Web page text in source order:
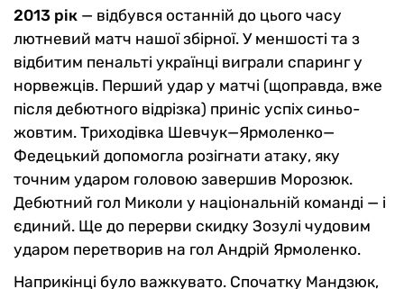
2013 рік — відбувся останній до цього часу
лютневий матч нашої збірної. У меншості та з
відбитим пенальті українці виграли спаринг у
норвежців. Перший удар у матчі (щоправда, вже
після дебютного відрізка) приніс успіх синьо-
жовтим. Триходівка Шевчук—Ярмоленко—
Федецький допомогла розігнати атаку, яку
точним ударом головою завершив Морозюк.
Дебютний гол Миколи у національній команді — і
єдиний. Ще до перерви скидку Зозулі чудовим
ударом перетворив на гол Андрій Ярмоленко.
Наприкінці було важкувато. Спочатку Мандзюк,